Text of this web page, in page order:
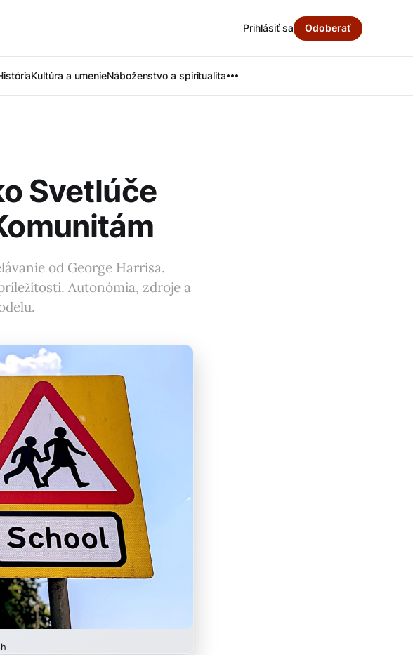
Kultúra a umenieNáboženstvo a spiritualita
Prihlásiť sa Odoberať
Svetlúče
od George Harrisa.
Autonómia, zdroje a